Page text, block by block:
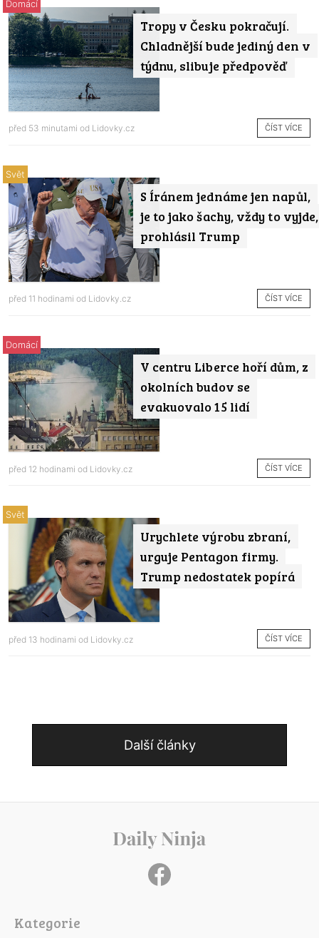
Tropy v Česku pokračují.
Chladnější bude jediný den v
týdnu, slibuje předpověď
Domácí
před 53 minutami od Lidovky.cz ČÍST VÍCE
S Íránem jednáme jen napůl,
je to jako šachy, vždy to vyjde,
prohlásil Trump
Svět
před 11 hodinami od Lidovky.cz ČÍST VÍCE
V centru Liberce hoří dům, z
okolních budov se
evakuovalo 15 lidí
Domácí
před 12 hodinami od Lidovky.cz ČÍST VÍCE
Urychlete výrobu zbraní,
urguje Pentagon firmy.
Trump nedostatek popírá
Svět
před 13 hodinami od Lidovky.cz ČÍST VÍCE
Další články
Kategorie